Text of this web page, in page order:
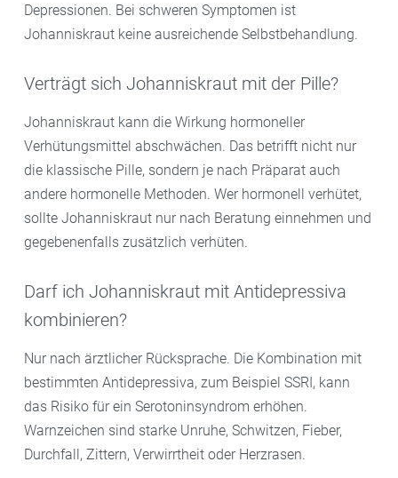
Depressionen. Bei schweren Symptomen ist
Johanniskraut keine ausreichende Selbstbehandlung.
Verträgt sich Johanniskraut mit der Pille?
Johanniskraut kann die Wirkung hormoneller
Verhütungsmittel abschwächen. Das betrifft nicht nur
die klassische Pille, sondern je nach Präparat auch
andere hormonelle Methoden. Wer hormonell verhütet,
sollte Johanniskraut nur nach Beratung einnehmen und
gegebenenfalls zusätzlich verhüten.
Darf ich Johanniskraut mit Antidepressiva
kombinieren?
Nur nach ärztlicher Rücksprache. Die Kombination mit
bestimmten Antidepressiva, zum Beispiel SSRI, kann
das Risiko für ein Serotoninsyndrom erhöhen.
Warnzeichen sind starke Unruhe, Schwitzen, Fieber,
Durchfall, Zittern, Verwirrtheit oder Herzrasen.